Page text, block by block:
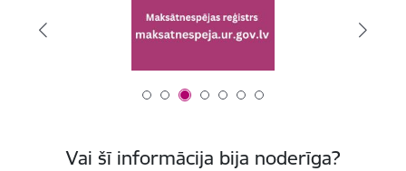
Vai šī informācija bija noderīga?